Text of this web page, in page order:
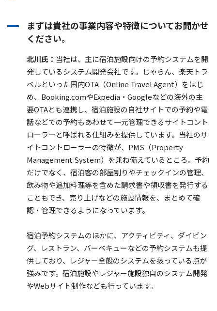
まずは貴社の事業内容や特徴についてお聞かせ
ください。
北川氏： 当社は、主に宿泊施設向けの予約システムを開
発しているシステム開発会社です。じゃらん、楽天トラ
ベルといった国内OTA（Online Travel Agent）をはじ
め、Booking.comやExpedia・Googleなどの海外の主
要OTAとも連携し、宿泊施設の自社サイトでの予約や電
話などでの予約もあわせて一元管理できるサイトコント
ローラーと呼ばれる仕組みを提供しています。当社のサ
イトコントローラーの特徴が、PMS（Property
Management System）を兼ね備えているところ。予約
だけでなく、宿泊客の部屋割りやチェックインの管理、
飲み物や追加料理等を含めた請求書や領収書を発行する
こともでき、売り上げなどの施設情報を、まとめて確
認・管理できるようになっています。
宿泊予約システムのほかに、アクティビティ、ダイビン
グ、レストラン、バーベキューなどの予約システムも提
供しており、レジャー全般のシステムを扱っている点が
強みです。宿泊施設やレジャー施設独自のシステム開発
やWebサイト制作なども行っています。